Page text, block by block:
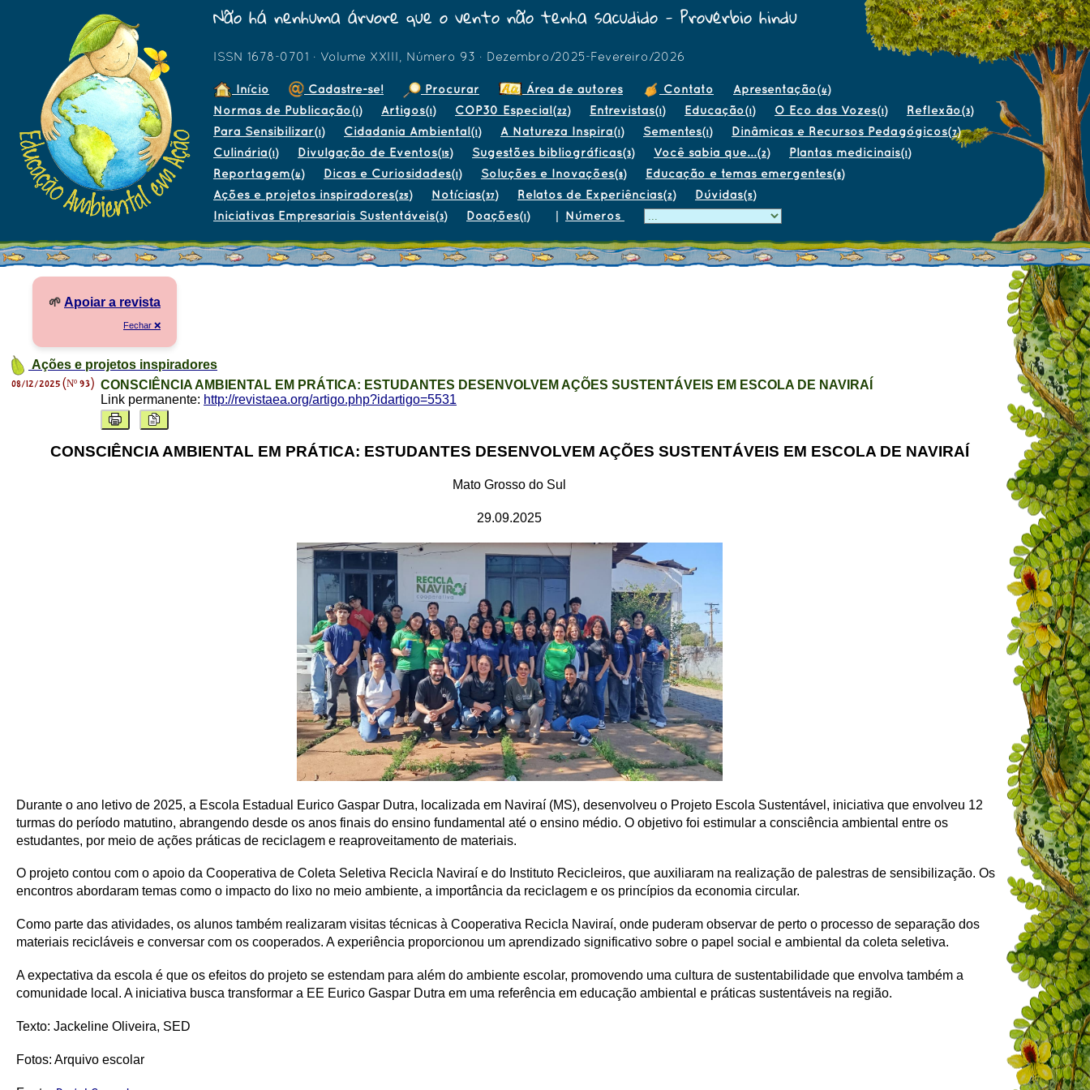
Não há nenhuma árvore que o vento não tenha sacudido - Provérbio hindu
ISSN 1678-0701 · Volume XXIII, Número 93 · Dezembro/2025-Fevereiro/2026
Início Cadastre-se! Procurar Área de autores Contato Apresentação(4)
Normas de Publicação(1) Artigos(1) COP30 Especial(22) Entrevistas(1) Educação(1) O Eco das Vozes(1) Reflexão(3)
Para Sensibilizar(1) Cidadania Ambiental(1) A Natureza Inspira(1) Sementes(1) Dinâmicas e Recursos Pedagógicos(7)
Culinária(1) Divulgação de Eventos(15) Sugestões bibliográficas(3) Você sabia que...(2) Plantas medicinais(1)
Reportagem(4) Dicas e Curiosidades(1) Soluções e Inovações(8) Educação e temas emergentes(8)
Ações e projetos inspiradores(25) Notícias(37) Relatos de Experiências(2) Dúvidas(5)
Iniciativas Empresariais Sustentáveis(3) Doações(1) | Números
🌱 Apoiar a revista
Fechar ❌
Ações e projetos inspiradores
08/12/2025 (Nº 93) CONSCIÊNCIA AMBIENTAL EM PRÁTICA: ESTUDANTES DESENVOLVEM AÇÕES SUSTENTÁVEIS EM ESCOLA DE NAVIRAÍ
Link permanente: http://revistaea.org/artigo.php?idartigo=5531
CONSCIÊNCIA AMBIENTAL EM PRÁTICA: ESTUDANTES DESENVOLVEM AÇÕES SUSTENTÁVEIS EM ESCOLA DE NAVIRAÍ
Mato Grosso do Sul
29.09.2025
Durante o ano letivo de 2025, a Escola Estadual Eurico Gaspar Dutra, localizada em Naviraí (MS), desenvolveu o Projeto Escola Sustentável, iniciativa que envolveu 12
turmas do período matutino, abrangendo desde os anos finais do ensino fundamental até o ensino médio. O objetivo foi estimular a consciência ambiental entre os
estudantes, por meio de ações práticas de reciclagem e reaproveitamento de materiais.
O projeto contou com o apoio da Cooperativa de Coleta Seletiva Recicla Naviraí e do Instituto Recicleiros, que auxiliaram na realização de palestras de sensibilização. Os
encontros abordaram temas como o impacto do lixo no meio ambiente, a importância da reciclagem e os princípios da economia circular.
Como parte das atividades, os alunos também realizaram visitas técnicas à Cooperativa Recicla Naviraí, onde puderam observar de perto o processo de separação dos
materiais recicláveis e conversar com os cooperados. A experiência proporcionou um aprendizado significativo sobre o papel social e ambiental da coleta seletiva.
A expectativa da escola é que os efeitos do projeto se estendam para além do ambiente escolar, promovendo uma cultura de sustentabilidade que envolva também a
comunidade local. A iniciativa busca transformar a EE Eurico Gaspar Dutra em uma referência em educação ambiental e práticas sustentáveis na região.
Texto: Jackeline Oliveira, SED
Fotos: Arquivo escolar